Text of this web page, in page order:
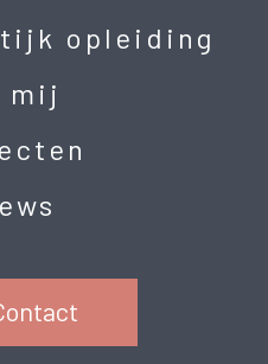
opleiding
mij